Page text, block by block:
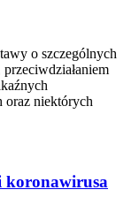
o szczególnych
oraz niektórych
koronawirusa